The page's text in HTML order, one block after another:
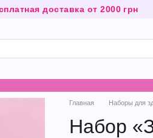
доставка от 2000 грн
Главная Наборы для
Набор